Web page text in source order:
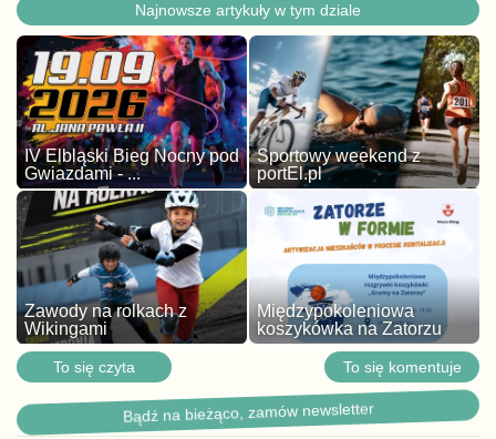
Najnowsze artykuły w tym dziale
IV Elbląski Bieg Nocny pod
Gwiazdami - ...
Sportowy weekend z
portEl.pl
Zawody na rolkach z
Wikingami
Międzypokoleniowa
koszykówka na Zatorzu
To się czyta To się komentuje
Bądź na bieżąco, zamów newsletter